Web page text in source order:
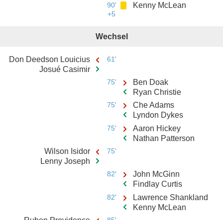
90'
+5
Kenny McLean
Wechsel
Don Deedson Louicius
Josué Casimir
61'
75'
Ben Doak
Ryan Christie
75'
Che Adams
Lyndon Dykes
75'
Aaron Hickey
Nathan Patterson
Wilson Isidor
Lenny Joseph
75'
82'
John McGinn
Findlay Curtis
82'
Lawrence Shankland
Kenny McLean